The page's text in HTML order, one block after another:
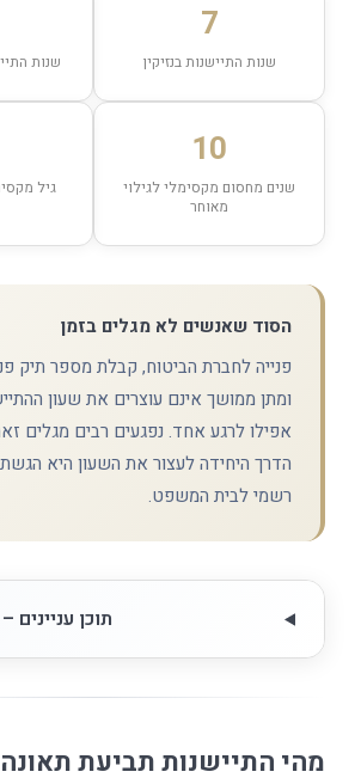
7
שנות התיישנות בנזיקין שנות
10
שנים מחסום מקסימלי לגילוי
מאוחר
גיל
הסוד שאנשים לא מגלים בזמן
פנייה לחברת הביטוח, קבלת מספר תיק
ומתן ממושך אינם עוצרים את שעון
אפילו לרגע אחד. נפגעים רבים מגלים
הדרך היחידה לעצור את השעון היא
רשמי לבית המשפט.
תוכן
מהי התיישנות תביעת